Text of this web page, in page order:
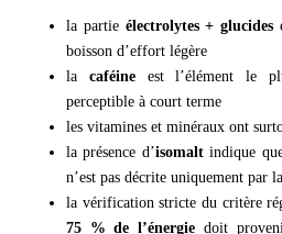
la partie électrolytes + glucides
boisson d’effort légère
la caféineest l’élément le
perceptible à court terme
les vitamines et minéraux ont
la présence d’isomaltindique
n’est pas décrite uniquement par
la vérification stricte du critère
75 % de l’énergie doit